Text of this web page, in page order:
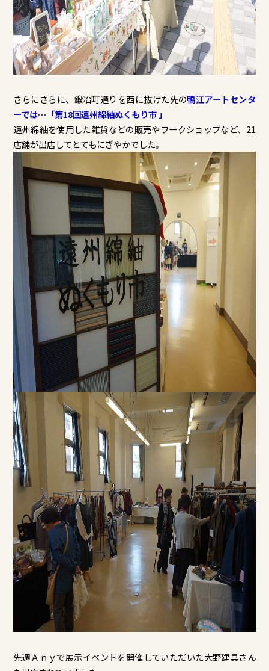
さらにさらに、鍛冶町通りを西に抜けた先の鴨江アートセンタ
ーでは…「第18回遠州綿紬ぬくもり市 」
遠州綿紬を使用した雑貨などの販売やワークショップなど、21
店舗が出店してとてもにぎやかでした。
先週Ａｎｙで展示イベントを開催していただいた大野建具さん